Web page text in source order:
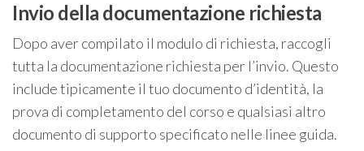
Invio della documentazione richiesta
Dopo aver compilato il modulo di richiesta, raccogli
tutta la documentazione richiesta per l’invio. Questo
include tipicamente il tuo documento d’identità, la
prova di completamento del corso e qualsiasi altro
documento di supporto specificato nelle linee guida.